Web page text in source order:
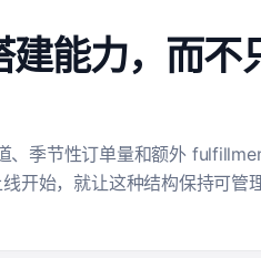
建能力，而不
、季节性订单量和额外
开始，就让这种结构保持可管理